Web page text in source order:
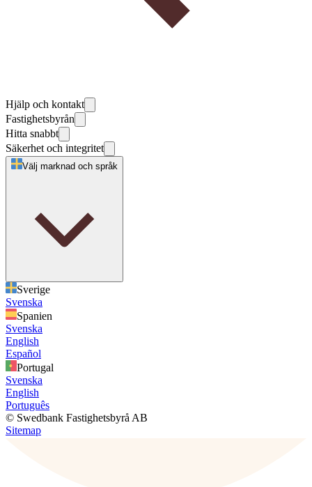
Hjälp och kontakt
Fastighetsbyrån
Hitta snabbt
Säkerhet och integritet
Välj marknad och språk
Sverige
Svenska
Spanien
Svenska
English
Español
Portugal
Svenska
English
Português
© Swedbank Fastighetsbyrå AB
Sitemap